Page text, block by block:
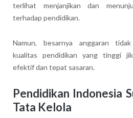
terlihat menjanjikan dan
terhadap pendidikan.
Namun, besarnya anggaran
kualitas pendidikan yang tinggi
efektif dan tepat sasaran.
Pendidikan Indonesia
Tata Kelola